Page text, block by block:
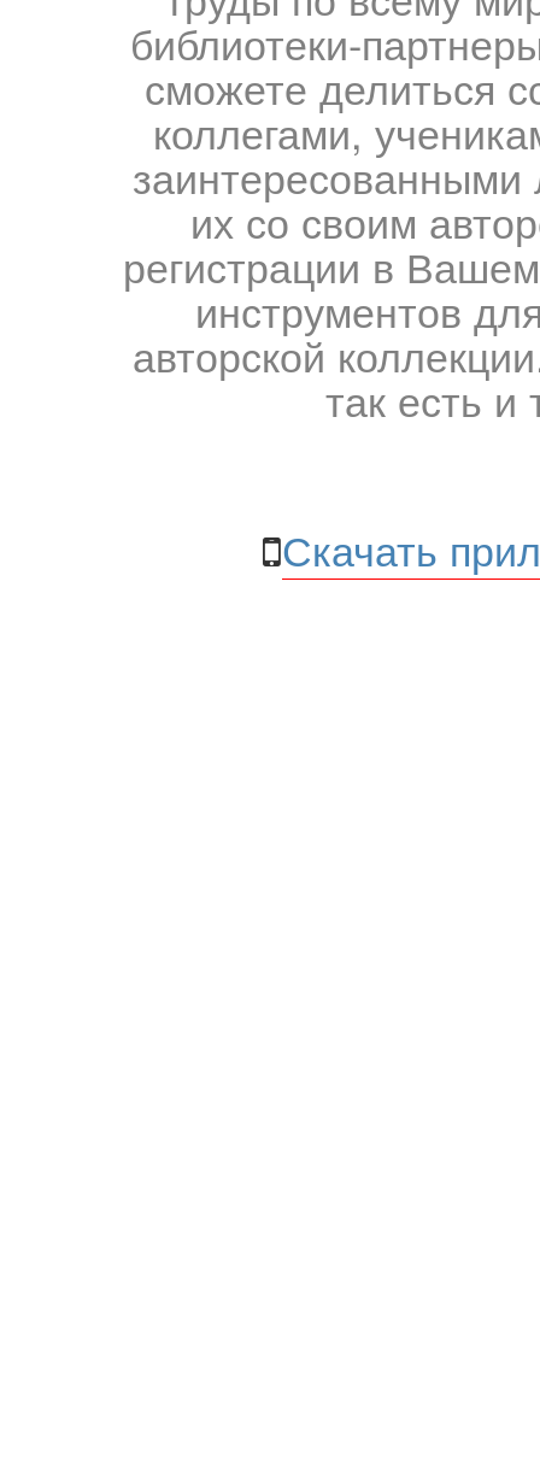
библиотеки-
сможете делиться
коллегами,
их со своим
регистрации в
инструментов
авторской
так есть и
Скачать